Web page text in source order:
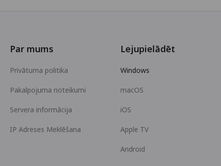
Par mums
Privātuma politika
Pakalpojuma noteikumi
Servera informācija
IP Adreses Meklēšana
Lejupielādēt
Windows
macOS
iOS
Apple TV
Android